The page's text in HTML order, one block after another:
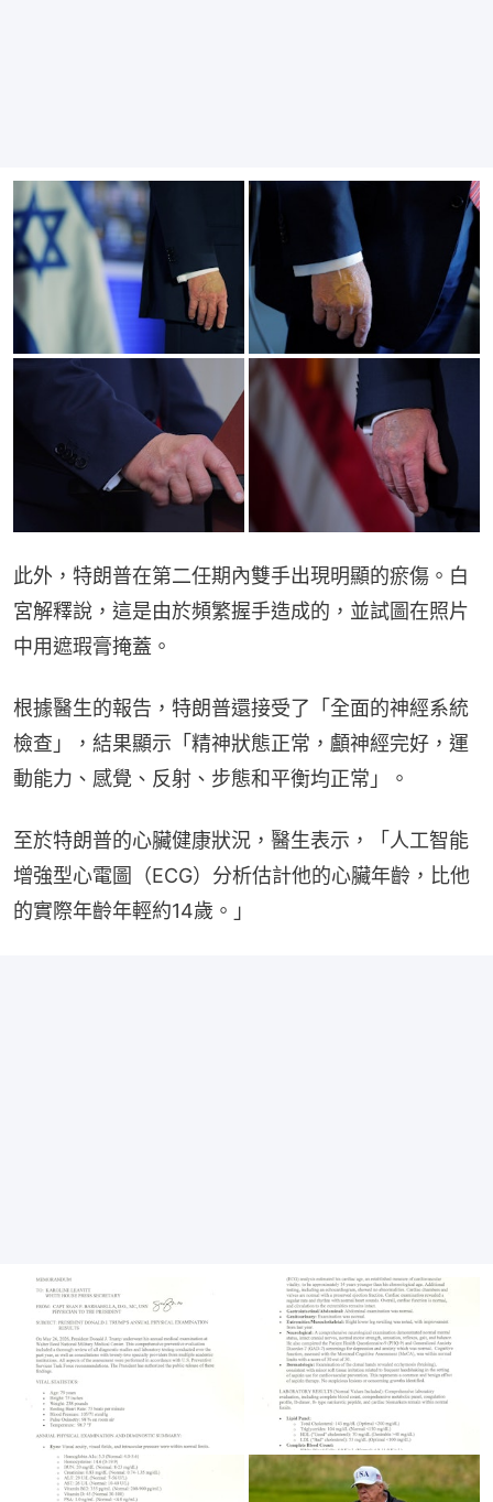
宮解釋說，這是由於頻繁握手造成的，並試圖在照片
中用遮瑕膏掩蓋。
檢查」，結果顯示「精神狀態正常，顱神經完好，運
動能力、感覺、反射、步態和平衡均正常」。
增強型心電圖（ECG）分析估計他的心臟年齡，比他
的實際年齡年輕約14歲。」